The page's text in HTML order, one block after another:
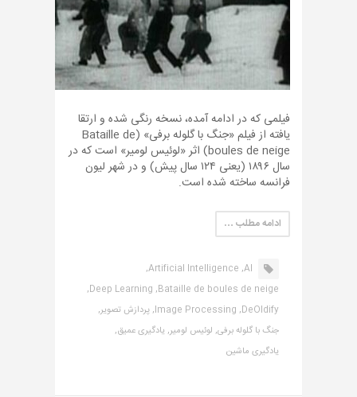
فیلمی که در ادامه آمده، نسخه رنگی شده و ارتقا
یافته از فیلم «جنگ با گلوله برفی» (Bataille de
boules de neige) اثر «لوئیس لومیر» است که در
سال ۱۸۹۶ (یعنی ۱۲۴ سال پیش) و در شهر لیون
فرانسه ساخته شده است.
ادامه مطلب …
AI,
Artificial Intelligence,
Bataille de boules de neige,
Deep Learning,
DeOldify,
Image Processing, پردازش تصویر,
جنگ با گلوله برفی, لوئیس لومیر, یادگیری عمیق,
یادگیری ماشین